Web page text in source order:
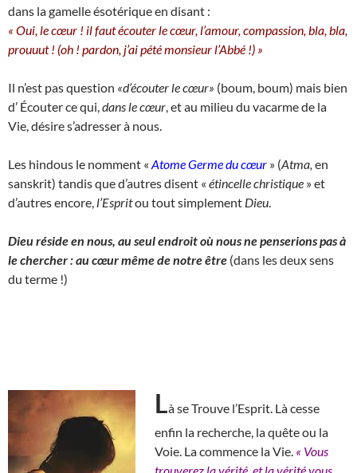
dans la gamelle ésotérique en disant :
« Oui, le cœur ! il faut écouter le cœur, l’amour, compassion, bla, bla,
prouuut ! (oh ! pardon, j’ai pété monsieur l’Abbé !) »
Il n’est pas question «d’écouter le cœur» (boum, boum) mais bien
d’ Écouter ce qui, dans le cœur , et au milieu du vacarme de la
Vie, désire s’adresser à nous.
Les hindous le nomment « Atome Germe du cœur » (Atma, en
sanskrit) tandis que d’autres disent « étincelle christique » et
d’autres encore, l’Espritou tout simplement Dieu
Dieu réside en nous, au seul endroit où nous ne penserions pas à
le chercher : au cœur même de notre être (dans les deux sens
du terme !)
Là se Trouve l’Esprit. Là cesse
enfin la recherche, la quête ou la
Voie. La commence la Vie. « Vous
trouverez la vérité, et la vérité vous